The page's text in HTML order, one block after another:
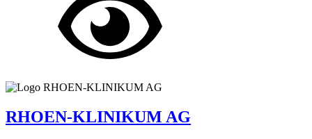
RHOEN-KLINIKUM AG